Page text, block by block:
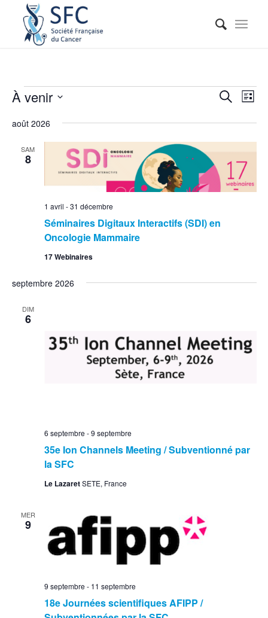
vues
Recherche
de
Liste
À venir
une
août 2026
SAM
8
Séminaires Digitaux Interactifs (SDI) en
Oncologie Mammaire
1 avril -31 décembre
17 Webinaires
septembre 2026
DIM
6
35e Ion Channels Meeting / Subventionné par
la SFC
6 septembre -9 septembre
Le LazaretSETE, France
MER
9
18e Journées scientifiques AFIPP /
9 septembre - 11 septembre